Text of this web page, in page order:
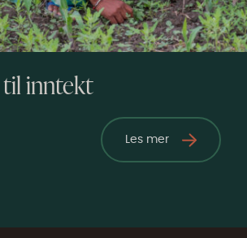
til inntekt
Les mer